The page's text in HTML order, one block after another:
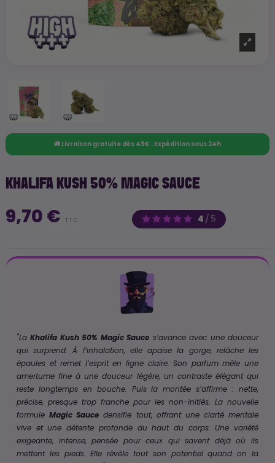
🚚 Livraison gratuite dès 49€ · Expédition sous 24h
KHALIFA KUSH 50% MAGIC SAUCE
4 / 5
9,70 € TTC
"LaKhalifa Kush 50% Magic Sauce s’avance avec une douceur
qui surprend. À l’inhalation, elle apaise la gorge, relâche les
épaules et remet l’esprit en ligne claire. Son parfum mêle une
amertume fine à une douceur légère, un contraste élégant qui
reste longtemps en bouche. Puis la montée s’affirme : nette,
précise, presque trop franche pour les non-initiés. La nouvelle
formuleMagic Sauce densifie tout, offrant une clarté mentale
vive et une détente profonde du haut du corps. Une variété
exigeante, intense, pensée pour ceux qui savent déjà où ils
mettent les pieds. Elle révèle tout son potentiel quand on la